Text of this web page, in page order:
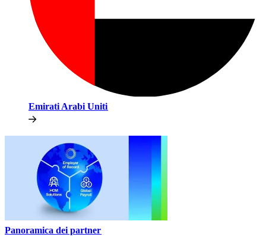
Emirati Arabi Uniti​​
Panoramica dei partner​​